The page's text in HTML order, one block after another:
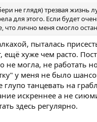
не глядя) трезвая
для этого. Если будет
что лично меня смогло
пыталась
хуже чем расто.
не могла, не работать
у меня не было
глупо танцевать на
искреннее а не
здесь регулярно.